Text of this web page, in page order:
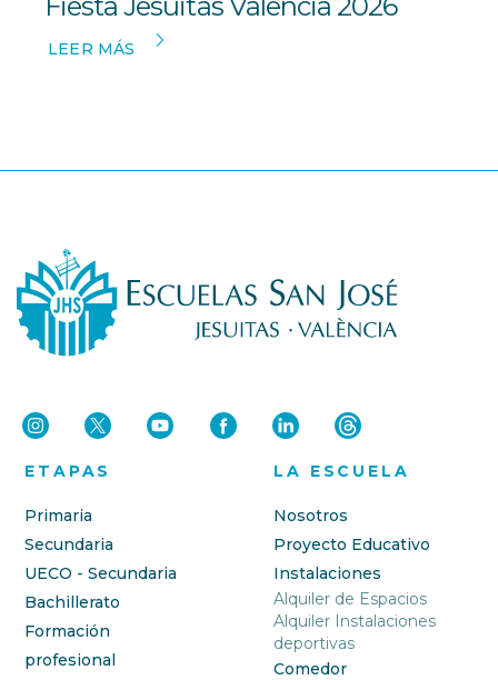
LEER MÁS
ETAPAS
Primaria
Secundaria
UECO - Secundaria
Bachillerato
Formación
profesional
LA ESCUELA
Nosotros
Proyecto Educativo
Instalaciones
Alquiler de Espacios
Alquiler Instalaciones
deportivas
Comedor